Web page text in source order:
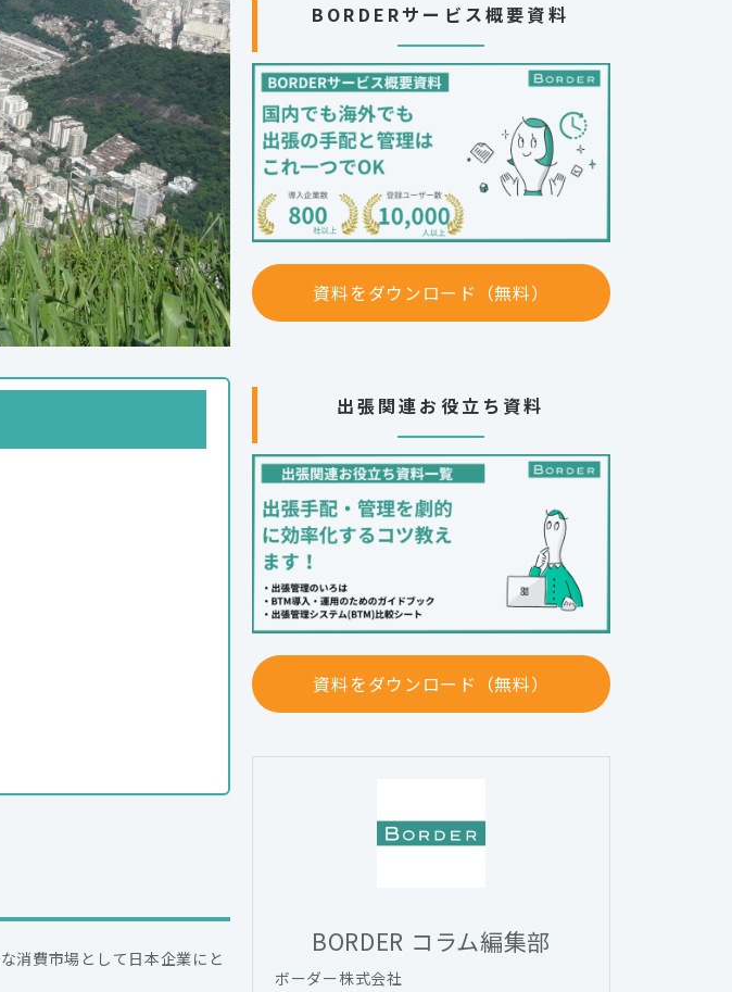
消費市場として日本企業にと
BORDERサービス概要資料
資料をダウンロード（無料）
出張関連お役立ち資料
資料をダウンロード（無料）
BORDER コラム編集部
ボーダー株式会社